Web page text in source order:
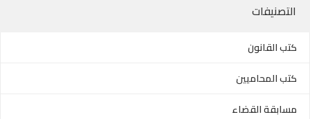
التصنيفات
كتب القانون
كتب المحاميين
مسابقة القضاء